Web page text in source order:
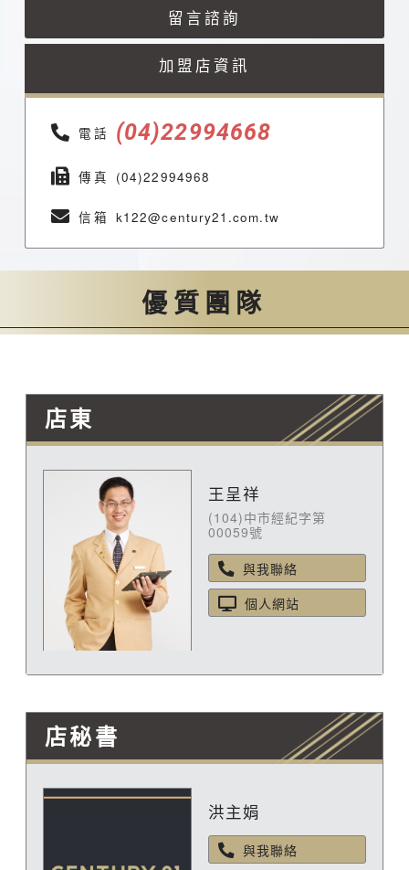
留言諮詢
加盟店資訊
電話 (04)22994668
傳真 (04)22994968
信箱 k122@century21.com.tw
優質團隊
店東
王呈祥
(104)中市經紀字第
00059號
與我聯絡
個人網站
店秘書
洪主娟
與我聯絡